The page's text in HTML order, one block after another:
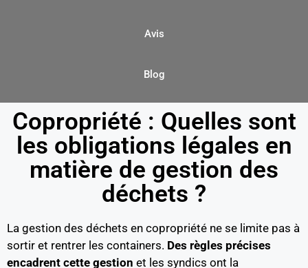
Avis
Blog
Copropriété : Quelles sont
les obligations légales en
matière de gestion des
déchets ?
La gestion des déchets en copropriété ne se limite pas à
sortir et rentrer les containers. Des règles précises
encadrent cette gestion et les syndics ont la